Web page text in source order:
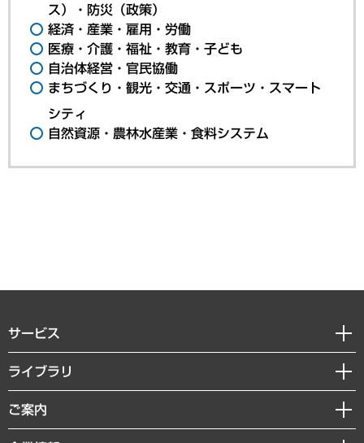
ス）・防災（政策）
経済・産業・雇用・労働
医療・介護・福祉・教育・子ども
自治体経営・官民協働
まちづくり・観光・交通・スポーツ・スマート
シティ
自然資源・農林水産業・食料システム
サービス
経営戦略
組織・人事戦略
デジタルイノベーション
ライブラリ
経済調査
レポート
ご案内